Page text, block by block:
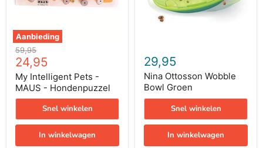
Aanbieding
Oorspronkelijke
prijs
59,95
Huidige
prijs
24,95
My Intelligent Pets -
MAUS - Hondenpuzzel
Snel winkelen
In winkelwagen
29,95
Nina Ottosson Wobble
Bowl Groen
Snel winkelen
In winkelwagen